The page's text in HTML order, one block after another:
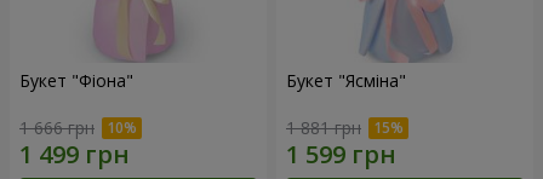
Букет "Фіона"
1 666 грн
Букет "Ясміна"
1 881 грн